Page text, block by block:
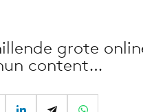
Merkstrategie
grote
content…